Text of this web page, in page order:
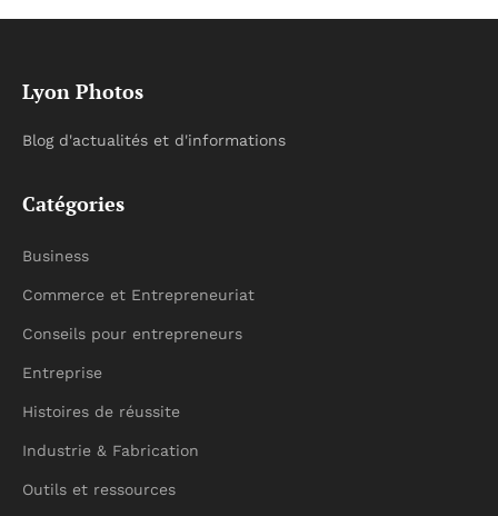
Lyon Photos
Blog d'actualités et d'informations
Catégories
Business
Commerce et Entrepreneuriat
Conseils pour entrepreneurs
Entreprise
Histoires de réussite
Industrie & Fabrication
Outils et ressources